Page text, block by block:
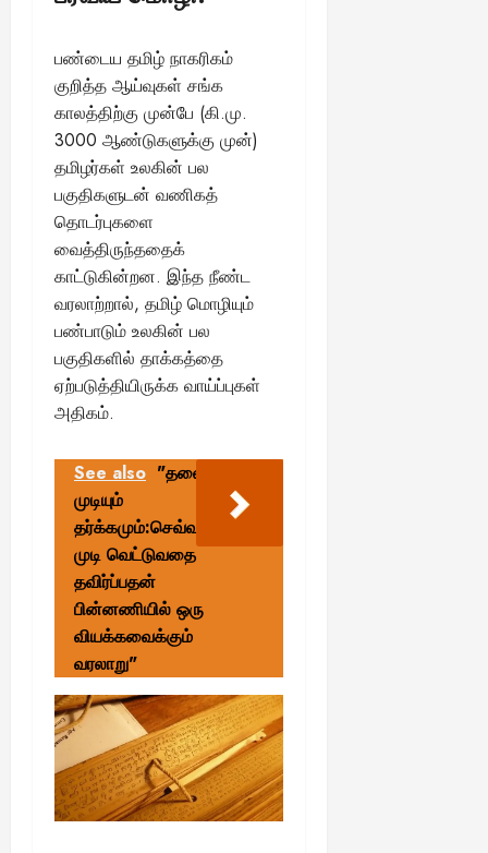
பண்டைய தமிழ் நாகரிகம்
குறித்த ஆய்வுகள் சங்க
காலத்திற்கு முன்பே (கி.மு.
3000 ஆண்டுகளுக்கு முன்)
தமிழர்கள் உலகின் பல
பகுதிகளுடன் வணிகத்
தொடர்புகளை
வைத்திருந்ததைக்
காட்டுகின்றன. இந்த நீண்ட
வரலாற்றால், தமிழ் மொழியும்
பண்பாடும் உலகின் பல
பகுதிகளில் தாக்கத்தை
ஏற்படுத்தியிருக்க வாய்ப்புகள்
அதிகம்.
See also "தலை
முடியும்
தர்க்கமும்:செவ்வாயில்
முடி வெட்டுவதை
தவிர்ப்பதன்
பின்னணியில் ஒரு
வியக்கவைக்கும்
வரலாறு"